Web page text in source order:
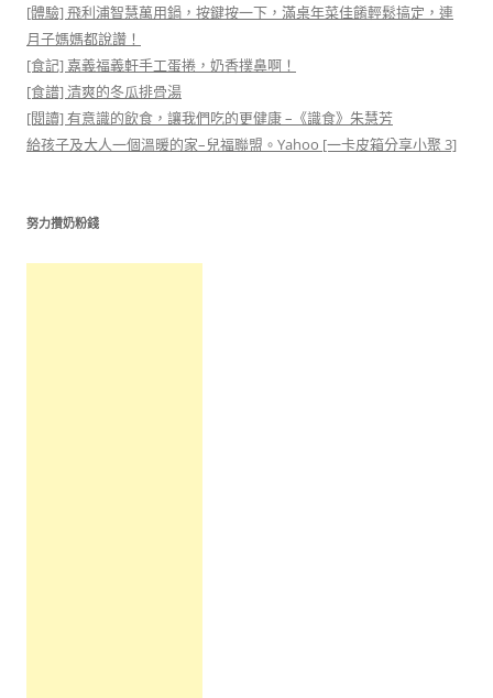
[體驗] 飛利浦智慧萬用鍋，按鍵按一下，滿桌年菜佳餚輕鬆搞定，連
月子媽媽都說讚！
[食記] 嘉義福義軒手工蛋捲，奶香撲鼻啊！
[食譜] 清爽的冬瓜排骨湯
[閱讀] 有意識的飲食，讓我們吃的更健康 –《識食》朱慧芳
給孩子及大人一個溫暖的家–兒福聯盟。Yahoo [一卡皮箱分享小聚 3]
努力攢奶粉錢